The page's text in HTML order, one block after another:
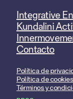
Integrative
Kundalini
Contacto
Política de
Política de cookies
Términos y